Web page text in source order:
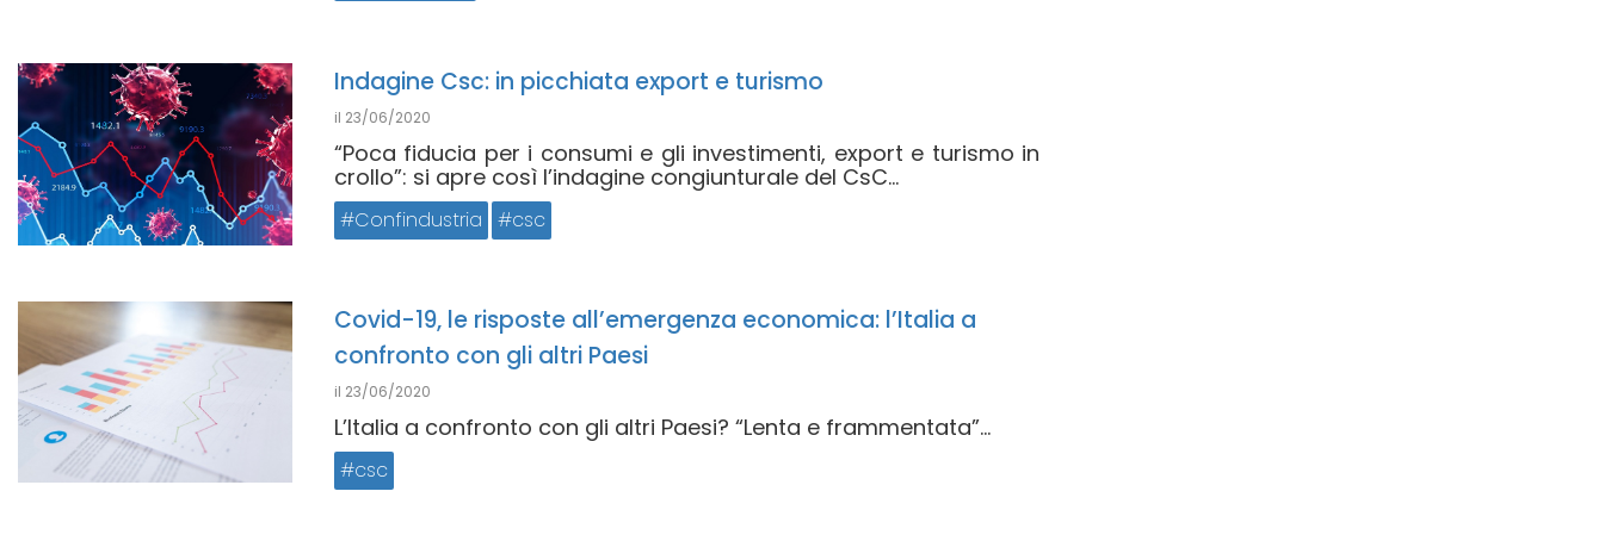
Indagine Csc: in picchiata export e turismo
il 23/06/2020
“Poca fiducia per i consumi e gli investimenti, export e turismo in
crollo”: si apre così l’indagine congiunturale del CsC...
Confindustria csc
Covid-19, le risposte all’emergenza economica: l’Italia a
confronto con gli altri Paesi
il 23/06/2020
L’Italia a confronto con gli altri Paesi? “Lenta e frammentata”...
csc